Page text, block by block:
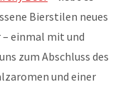
Bierstilen neues
– einmal mit und
zum Abschluss des
und einer